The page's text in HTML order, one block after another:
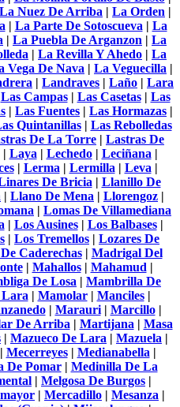
La Nuez De Arriba | La Orden |
| La Parte De Sotoscueva| La
| La Puebla De Arganzon | La
| La Revilla Y Ahedo | La
Vega De Nava | La Veguecilla |
| Landraves | Laño | Lara
Las Campas| Las Casetas| Las
| Las Fuentes | Las Hormazas |
Quintanillas| Las Rebolledas
De La Torre | Lastras De
| Laya| Lechedo| Leciñana|
| Lerma| Lermilla| Leva|
De Bricia| Llanillo De
| Llano De Mena | Llorengoz |
| Lomas De Villamediana
| Los Ausines| Los Balbases|
| Los Tremellos | Lozares De
Caderechas| Madrigal Del
| Mahallos| Mahamud|
De Losa | Mambrilla De
Lara| Mamolar| Manciles|
| Marauri| Marcillo|
De Arriba| Martijana| Masa
| Mazueco De Lara | Mazuela |
Mecerreyes| Medianabella|
De Pomar| Medinilla De La
| Melgosa De Burgos |
| Mercadillo | Mesanza |